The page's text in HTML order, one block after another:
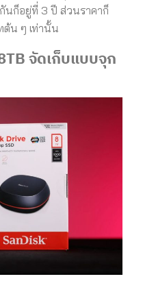
นก็อยู่ที่ 3 ปี ส่วนราคาก็
ต้น ๆ เท่านั้น
จัดเก็บแบบจุก